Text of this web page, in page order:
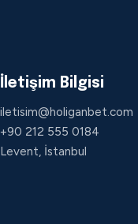
İletişim Bilgisi
iletisim@holiganbet.com
+90 212 555 0184
Levent, İstanbul